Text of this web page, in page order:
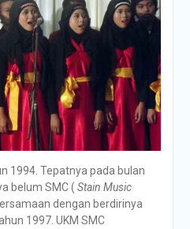
1994. Tepatnya pada bulan
belum SMC (Stain Music
dengan berdirinya
1997. UKM SMC